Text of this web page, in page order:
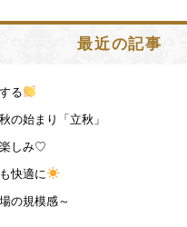
最近の記事
る
の始まり「立秋」
しみ♡
快適に
の規模感～